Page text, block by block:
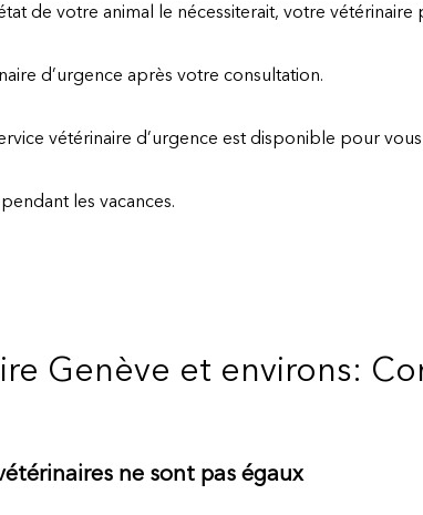
de votre animal le nécessiterait, votre
d’urgence après votre consultation.
vétérinaire d’urgence est disponible pour
les vacances.
Genève et environs:
ne sont pas égaux